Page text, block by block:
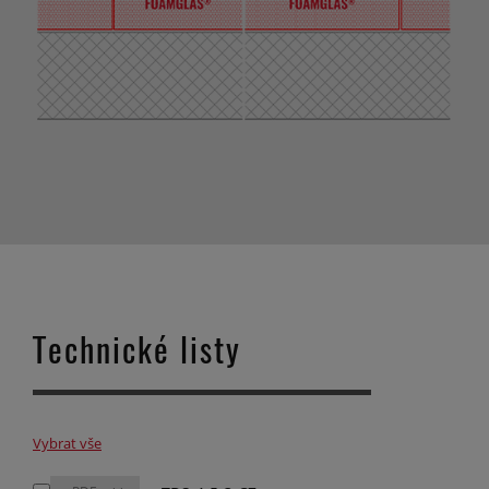
Technické listy
Vybrat vše